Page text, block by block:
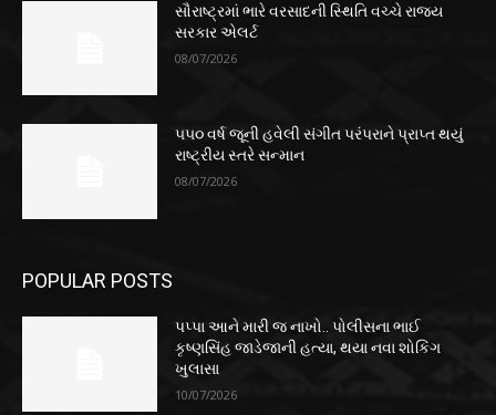
સૌરાષ્ટ્રમાં ભારે વરસાદની સ્થિતિ વચ્ચે રાજ્ય
સરકાર એલર્ટ
08/07/2026
૫૫૦ વર્ષ જૂની હવેલી સંગીત પરંપરાને પ્રાપ્ત થયું
રાષ્ટ્રીય સ્તરે સન્માન
08/07/2026
POPULAR POSTS
પપ્પા આને મારી જ નાખો.. પોલીસના ભાઈ
કૃષ્ણસિંહ જાડેજાની હત્યા, થયા નવા શોકિંગ
ખુલાસા
10/07/2026